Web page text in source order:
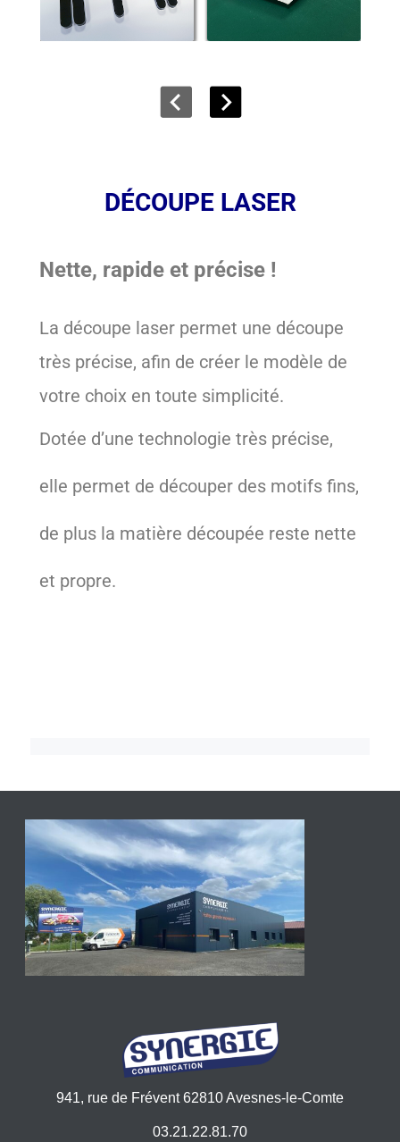
DÉCOUPE LASER
Nette, rapide et précise !
La découpe laser permet une découpe
très précise, afin de créer le modèle de
votre choix en toute simplicité.
Dotée d’une technologie très précise,
elle permet de découper des motifs fins,
de plus la matière découpée reste nette
et propre.
941, rue de Frévent 62810 Avesnes-le-Comte
03.21.22.81.70